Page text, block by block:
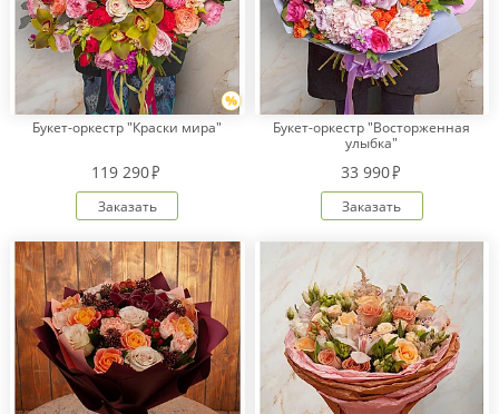
Букет-оркестр "Краски мира"
119 290
Заказать
Букет-оркестр "Восторженная
улыбка"
33 990
Заказать